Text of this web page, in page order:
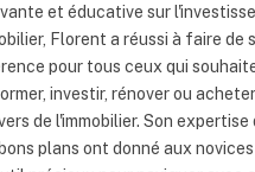
et éducative sur
Florent a réussi à faire de
pour tous ceux qui
investir, rénover ou
de l'immobilier. Son
plans ont donné aux